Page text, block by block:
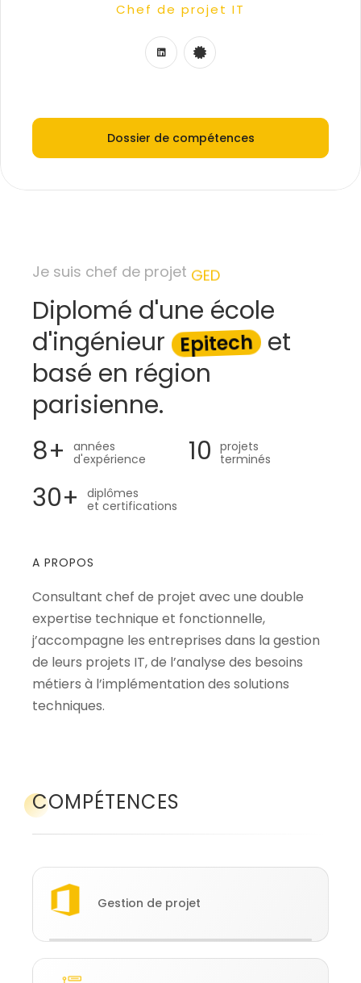
Chef de projet GED
Consultant technico-fonctionnel
Consultant MOA/MOE
Chef de projet IT
Dossier de compétences
Je suis chef de projet GED
Diplomé d'une école
d'ingénieur Epitech et
basé en région
parisienne.
8+
années
d'expérience
10 projets
terminés
30+
diplômes
et certifications
A PROPOS
Consultant chef de projet avec une double
expertise technique et fonctionnelle,
j’accompagne les entreprises dans la gestion
de leurs projets IT, de l’analyse des besoins
métiers à l’implémentation des solutions
techniques.
COMPÉTENCES
Gestion de projet